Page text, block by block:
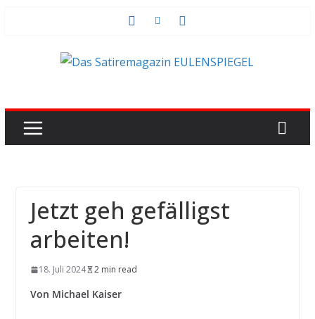
Jetzt geh gefälligst
arbeiten!
18. Juli 2024 2 min read
Von Michael Kaiser